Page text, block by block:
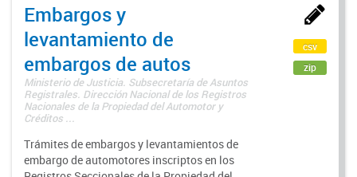
Embargos y
levantamiento de
embargos de autos
Ministerio de Justicia. Subsecretaría de Asuntos
Registrales. Dirección Nacional de los Registros
Nacionales de la Propiedad del Automotor y
Créditos ...
Trámites de embargos y levantamientos de
embargo de automotores inscriptos en los
csv
zip